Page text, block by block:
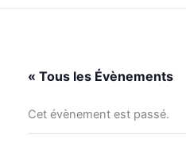
« Tous les Évènements
Cet évènement est passé.